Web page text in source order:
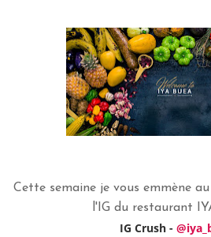
Cette semaine je vous emmène
l'IG du restaurant
IG Crush -